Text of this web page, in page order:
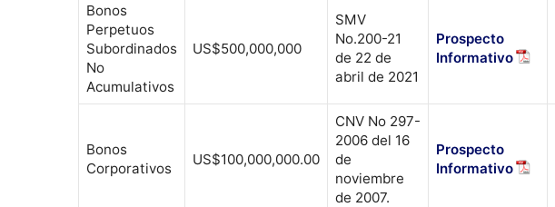
Bonos
Perpetuos
Subordinados
No
Acumulativos
US$500,000,000
SMV
No.200-21
de 22 de
abril de 2021
Prospecto
Informativo
Bonos
Corporativos
US$100,000,000.00
CNV No 297-
2006 del 16
de
noviembre
de 2007.
Prospecto
Informativo